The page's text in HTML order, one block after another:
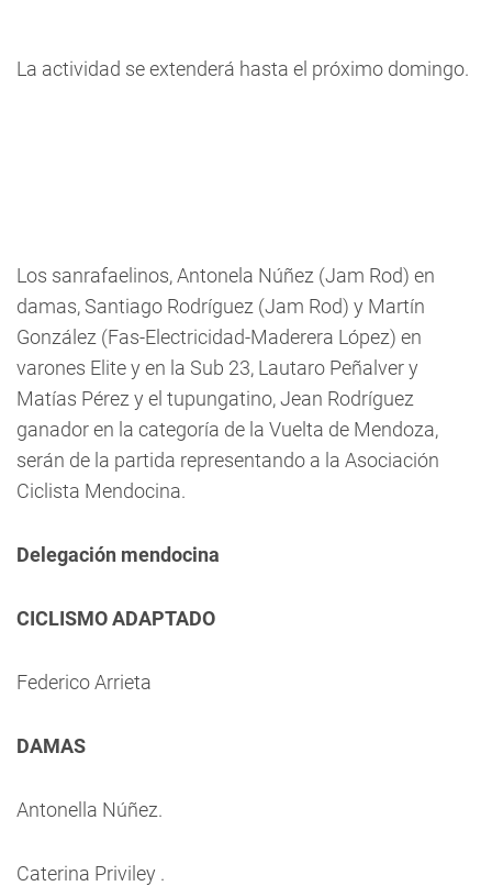
La actividad se extenderá hasta el próximo domingo.
Los sanrafaelinos, Antonela Núñez (Jam Rod) en
damas, Santiago Rodríguez (Jam Rod) y Martín
González (Fas-Electricidad-Maderera López) en
varones Elite y en la Sub 23, Lautaro Peñalver y
Matías Pérez y el tupungatino, Jean Rodríguez
ganador en la categoría de la Vuelta de Mendoza,
serán de la partida representando a la Asociación
Ciclista Mendocina.
Delegación mendocina
CICLISMO ADAPTADO
Federico Arrieta
DAMAS
Antonella Núñez.
Caterina Priviley .